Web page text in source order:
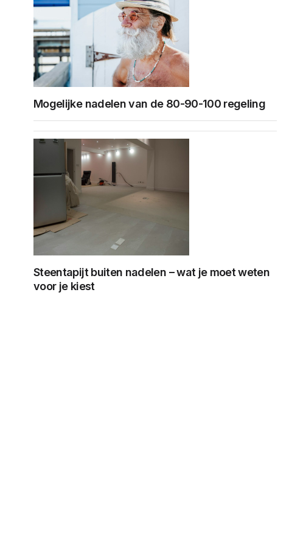
Mogelijke nadelen van de 80-90-100 regeling
Steentapijt buiten nadelen – wat je moet weten
voor je kiest